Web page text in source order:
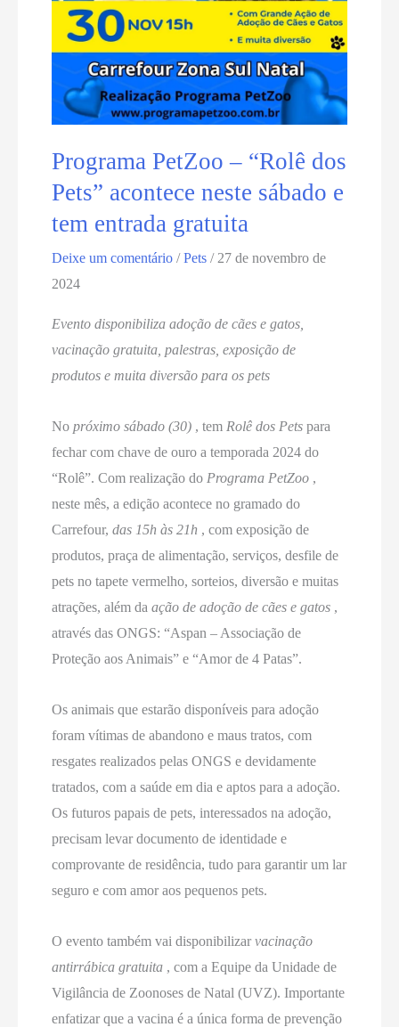
animal
Programa PetZoo – “Rolê dos
Pets” acontece neste sábado e
tem entrada gratuita
Deixe um comentário /Pets / 27 de novembro de
2024
Evento disponibiliza adoção de cães e gatos,
vacinação gratuita, palestras, exposição de
produtos e muita diversão para os pets
Nopróximo sábado (30) , tem Rolê dos Pets para
fechar com chave de ouro a temporada 2024 do
“Rolê”. Com realização do Programa PetZoo ,
neste mês, a edição acontece no gramado do
Carrefour,das 15h às 21h , com exposição de
produtos, praça de alimentação, serviços, desfile de
pets no tapete vermelho, sorteios, diversão e muitas
atrações, além daação de adoção de cães e gatos ,
através das ONGS: “Aspan – Associação de
Proteção aos Animais” e “Amor de 4 Patas”.
Os animais que estarão disponíveis para adoção
foram vítimas de abandono e maus tratos, com
resgates realizados pelas ONGS e devidamente
tratados, com a saúde em dia e aptos para a adoção.
Os futuros papais de pets, interessados na adoção,
precisam levar documento de identidade e
comprovante de residência, tudo para garantir um lar
seguro e com amor aos pequenos pets.
O evento também vai disponibilizarvacinação
antirrábica gratuita , com a Equipe da Unidade de
Vigilância de Zoonoses de Natal (UVZ). Importante
enfatizar que a vacina é a única forma de prevenção